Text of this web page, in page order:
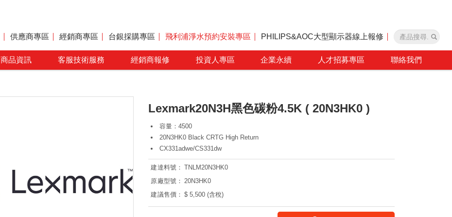
供應商專區 經銷商專區 台銀採購專區 飛利浦淨水預約安裝專區 PHILIPS&AOC大型顯示器線上報修
商品資訊 客服技術服務 經銷商報修 投資人專區 企業永續 人才招募專區 聯絡我們
Lexmark20N3H黑色碳粉4.5K ( 20N3HK0 )
容量：4500
20N3HK0 Black CRTG High Return
CX331adwe/CS331dw
建達料號： TNLM20N3HK0
原廠型號： 20N3HK0
建議售價： $ 5,500 (含稅)